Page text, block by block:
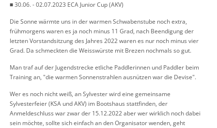
■ 30.06. - 02.07.2023 ECA Junior Cup (AKV)
Die Sonne wärmte uns in der warmen Schwabenstube noch extra,
frühmorgens waren es ja noch minus 11 Grad, nach Beendigung der
letzten Vorstandsitzung des Jahres 2022 waren es nur noch minus vier
Grad. Da schmeckten die Weisswürste mit Brezen nochmals so gut.
Man traf auf der Jugendstrecke etliche Paddlerinnen und Paddler beim
Training an, "die warmen Sonnenstrahlen ausnützen war die Devise".
Wer es noch nicht weiß, an Sylvester wird eine gemeinsame
Sylvesterfeier (KSA und AKV) im Bootshaus stattfinden, der
Anmeldeschluss war zwar der 15.12.2022 aber wer wirklich noch dabei
sein möchte, sollte sich einfach an den Organisator wenden, geht